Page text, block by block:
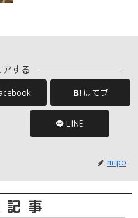
アする
はてブ
LINE
mipo
事